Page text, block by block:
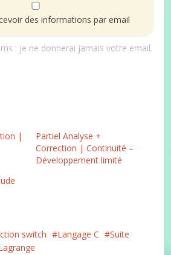
des informations par email
: je ne donnerai jamais votre email.
|
Partiel Analyse +
Correction | Continuité –
Développement limité
switch Langage C
Suite